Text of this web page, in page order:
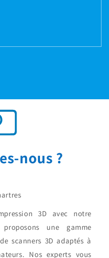
nous ?
3D avec notre
une gamme
scanners 3D adaptés à
Nos experts vous